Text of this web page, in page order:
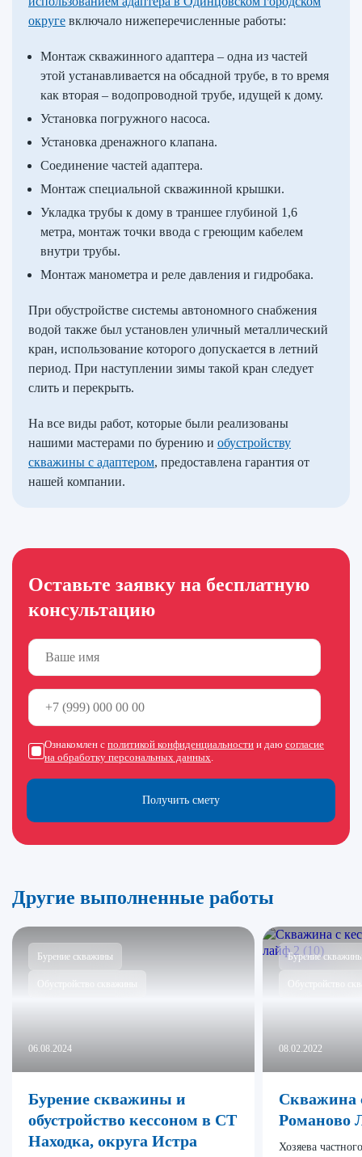
округе включало нижеперечисленные работы:
Монтаж скважинного адаптера – одна из частей
этой устанавливается на обсадной трубе, в то время
как вторая – водопроводной трубе, идущей к дому.
Установка погружного насоса.
Установка дренажного клапана.
Соединение частей адаптера.
Монтаж специальной скважинной крышки.
Укладка трубы к дому в траншее глубиной 1,6
метра, монтаж точки ввода с греющим кабелем
внутри трубы.
Монтаж манометра и реле давления и гидробака.
При обустройстве системы автономного снабжения
водой также был установлен уличный металлический
кран, использование которого допускается в летний
период. При наступлении зимы такой кран следует
слить и перекрыть.
На все виды работ, которые были реализованы
нашими мастерами по бурению и обустройству
скважины с адаптером, предоставлена гарантия от
нашей компании.
Оставьте заявку на бесплатную
консультацию
Получить смету
Ознакомлен с политикой конфиденциальности и даю согласие
на обработку персональных данных.
Другие выполненные работы
Бурение скважины
Обустройство скважины
06.08.2024
Бурение скважины и
обустройство кессоном в СТ
Находка, округа Истра
Бурение
Обустройство
08.02.2022
Скважина
Романово
Хозяева